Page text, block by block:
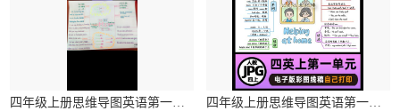
四年级上册思维导图英语第一单元简单